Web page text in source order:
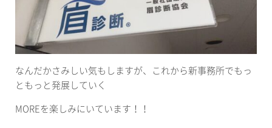
なんだかさみしい気もしますが、これから新事務所でもっ
ともっと発展していく
MOREを楽しみにいています！！